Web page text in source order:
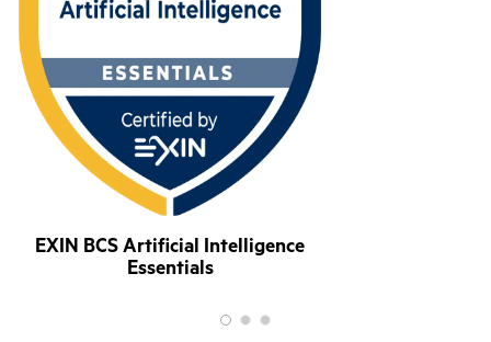
EXIN BCS Artificial Intelligence
Essentials